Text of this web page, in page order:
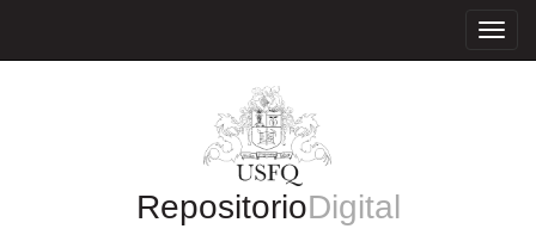
RepositorioDigital